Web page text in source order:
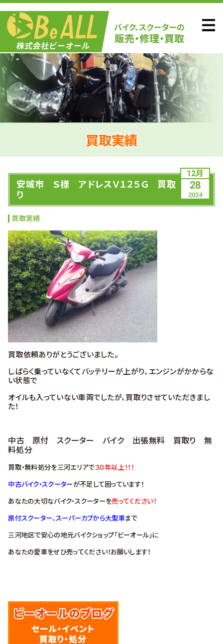
買取実績
12月
28
2024
安城市 Ｓ様 アドレスＶ１２５Ｇ 買取
り
買取実績
買取依頼ありがとうございました。
しばらく乗っていなくてバッテリーが上がり、エンジンがかからな
い状態で
オイルも入っていない車両でしたが、買取りさせていただきまし
た！
中古 原付 スクーター バイク 出張無料 買取り 無
料処分
買取・無料処分を三河エリアで３０年以上！！！
中古バイク・スクーター が不足して困っています！
あなたの大切なバイク・スクーターを売ってください！
原付スクーター、スーパーカブから大型車まで
三河地区で安心の地元バイクショップ「ビーオール」に
あなたの愛車をぜひ売ってください！お願いします！